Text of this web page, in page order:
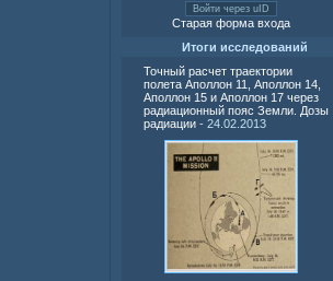
Войти через uID
Старая форма входа
Итоги исследований
Точный расчет траектории
полета Аполлон 11, Аполлон 14,
Аполлон 15 и Аполлон 17 через
радиационный пояс Земли. Дозы
радиации - 24.02.2013